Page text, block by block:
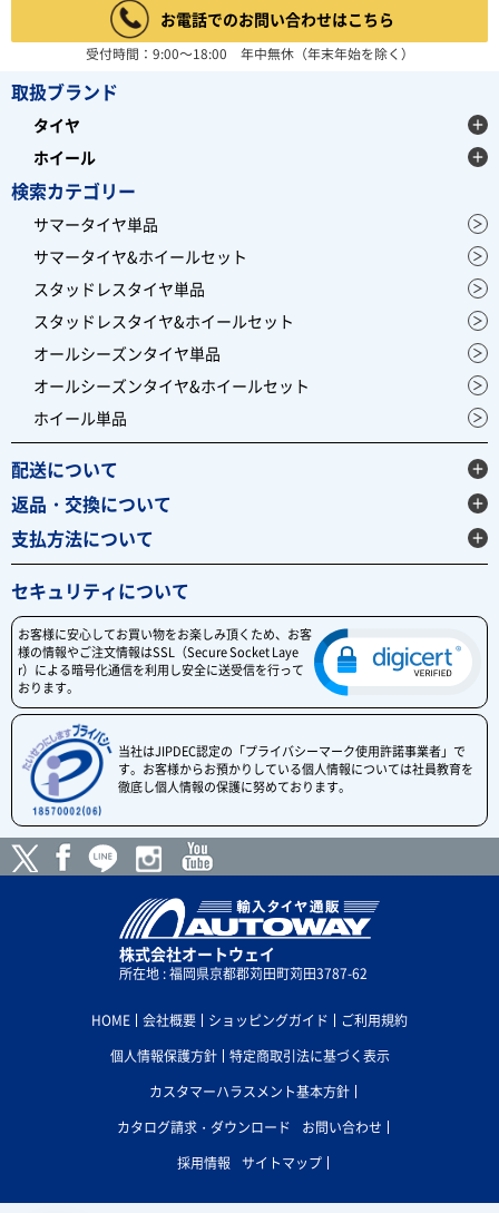
お電話でのお問い合わせはこちら
受付時間：9:00～18:00 年中無休（年末年始を除く）
取扱ブランド
タイヤ
ホイール
検索カテゴリー
サマータイヤ単品
サマータイヤ&ホイールセット
スタッドレスタイヤ単品
スタッドレスタイヤ&ホイールセット
オールシーズンタイヤ単品
オールシーズンタイヤ&ホイールセット
ホイール単品
配送について
返品・交換について
支払方法について
セキュリティについて
お客様に安心してお買い物をお楽しみ頂くため、お客
様の情報やご注文情報はSSL（Secure Socket Laye
r）による暗号化通信を利用し安全に送受信を行って
おります。
当社はJIPDEC認定の「プライバシーマーク使用許諾事業者」で
す。お客様からお預かりしている個人情報については社員教育を
徹底し個人情報の保護に努めております。
株式会社オートウェイ
所在地 : 福岡県京都郡苅田町苅田3787-62
HOME 会社概要 ショッピングガイド
ご利用規約
個人情報保護方針
特定商取引法に基づく表示
カスタマーハラスメント基本方針
カタログ請求・ダウンロード
お問い合わせ
採用情報
サイトマップ